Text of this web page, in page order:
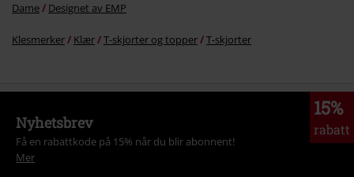
Dame Designet av EMP
Klesmerker Klær T-skjorter og topper T-skjorter
15%
rabatt
Nyhetsbrev
Få en rabattkode på 15% når du blir abonnent!
Mer